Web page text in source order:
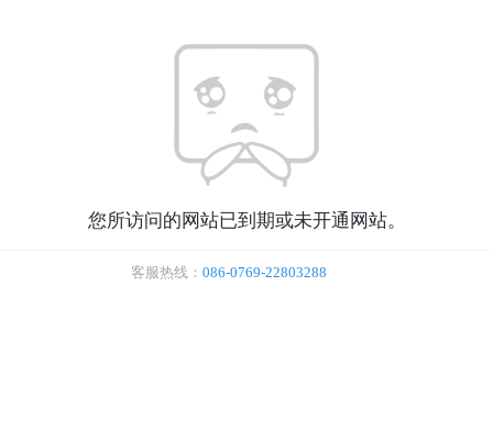
您所访问的网站已到期或未开通网站。
客服热线： 086-0769-22803288